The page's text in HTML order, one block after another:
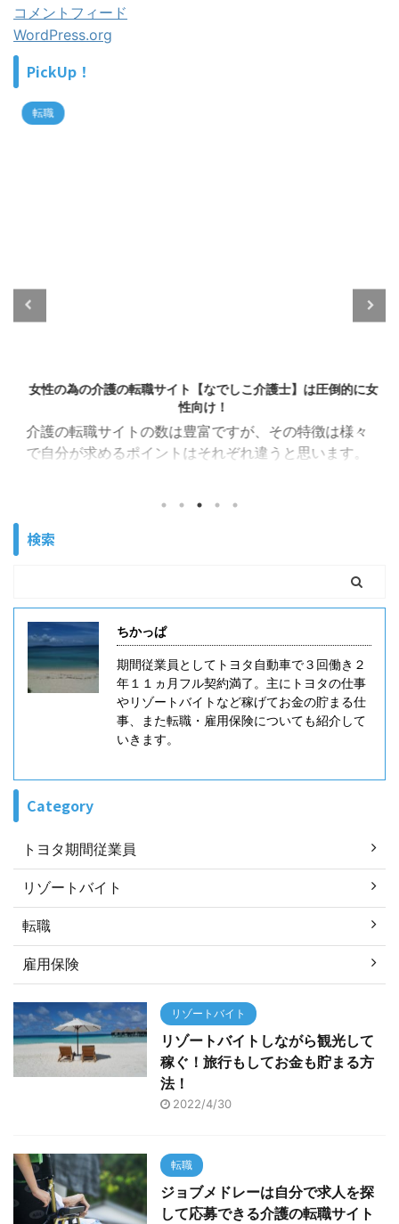
コメントフィード
WordPress.org
PickUp！
転職
女性の為の介護の転職サイト【なでしこ介護士】は圧倒的に女
性向け！
介護の転職サイトの数は豊富ですが、その特徴は様々
で自分が求めるポイントはそれぞれ違うと思います。
も多く、またシングルの方も大変多く活躍している職
ないかなぁ・・・ 子どものことで急に休むことになっ
らない相談をしたいけど女性コーディネーターや女性
のキャリアアドバイ ...
検索
ちかっぱ
期間従業員としてトヨタ自動車で３回働き２
年１１ヵ月フル契約満了。主にトヨタの仕事
やリゾートバイトなど稼げてお金の貯まる仕
事、また転職・雇用保険についても紹介して
いきます。
Category
トヨタ期間従業員
リゾートバイト
転職
雇用保険
リゾートバイト
リゾートバイトしながら観光して
稼ぐ！旅行もしてお金も貯まる方
法！
2022/4/30
転職
ジョブメドレーは自分で求人を探
して応募できる介護の転職サイト